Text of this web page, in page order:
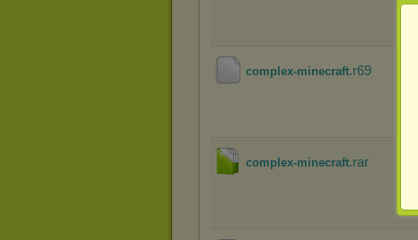
complex-minecraft.r69
complex-minecraft.rar